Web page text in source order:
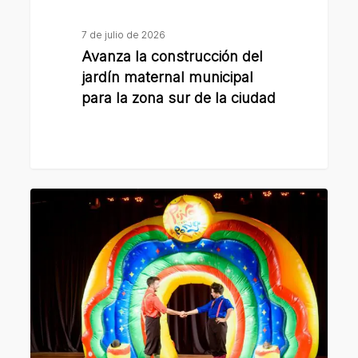
7 de julio de 2026
Avanza la construcción del
jardín maternal municipal
para la zona sur de la ciudad
Vacaciones
Lorenzo
tendrá
cine,